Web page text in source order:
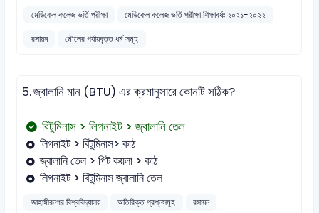
মেডিকেল কলেজ ভর্তি পরীক্ষা
মেডিকেল কলেজ ভর্তি পরীক্ষা শিক্ষাবর্ষঃ ২০২১-২০২২
রসায়ন
মৌলের পর্যায়বৃত্ত ধর্ম সমূহ
5.জ্বালানি মান (BTU) এর ক্রমানুসারে কোনটি সঠিক?
বিটুমিনাস > লিগনাইট > জ্বালানি তেল
লিগনাইট > বিটুমিনাস> কাঠ
জ্বালানি তেল > পিট কয়লা > কাঠ
লিগনাইট > বিটুমিনাস জ্বালানি তেল
জাহাঙ্গীরনগর বিশ্ববিদ্যালয় অতিরিক্ত প্রশ্নসমূহ
রসায়ন